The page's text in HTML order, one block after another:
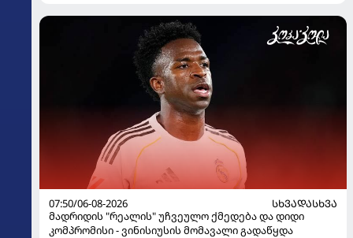
07:50/06-08-2026
ᲡᲮᲕᲐᲓᲐᲡᲮᲕᲐ
მადრიდის "რეალის" უჩვეულო ქმედება და დიდი
კომპრომისი - ვინისიუსის მომავალი გადაწყდა